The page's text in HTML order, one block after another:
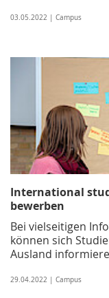
03.05.2022 | Campus
International
bewerben
Bei vielseitigen
können sich
Ausland
29.04.2022 | Campus